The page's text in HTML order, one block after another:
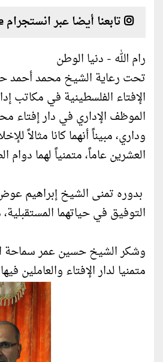
تابعنا أيضا عبر انستجرام instagram/alwatanvoice
رام الله - دنيا الوطن
تحت رعاية الشيخ محمد أحمد
الإفتاء الفلسطينية في
الموظف الإداري في دار إفتاء
وداري، مبيناً أنهما كانا مثالاً
العشرين عاماً، متمنياً لهما دوام
بدوره تمنى الشيخ إبراهيم
التوفيق في حياتهما
وشكر الشيخ حسين عمر سماحة
متمنيا لدار الإفتاء والعاملين